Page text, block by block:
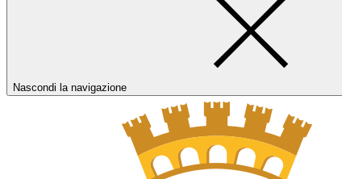
Nascondi la navigazione